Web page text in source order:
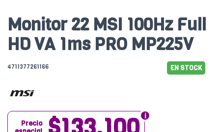
Monitor 22 MSI 100Hz Full
HD VA 1ms PRO MP225V
4711377261166 EN STOCK
Precio